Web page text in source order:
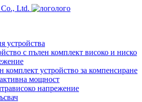
лого
устройства
с пълен комплект високо и ниско
комплект устройство за компенсиране
мощност
напрежение